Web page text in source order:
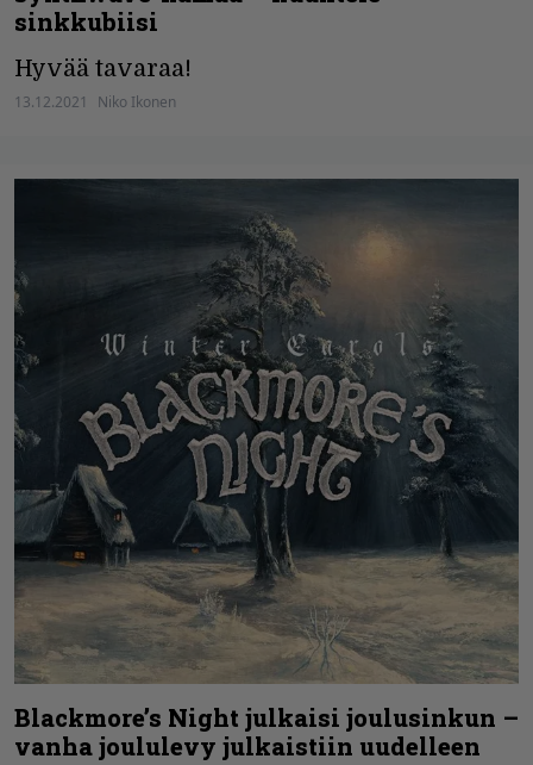
sinkkubiisi
Hyvää tavaraa!
13.12.2021 Niko Ikonen
Blackmore’s Night julkaisi joulusinkun –
vanha joululevy julkaistiin uudelleen